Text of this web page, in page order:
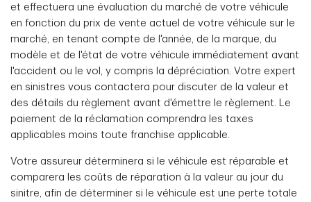
et effectuera une évaluation du marché de votre véhicule
en fonction du prix de vente actuel de votre véhicule sur le
marché, en tenant compte de l'année, de la marque, du
modèle et de l'état de votre véhicule immédiatement avant
l'accident ou le vol, y compris la dépréciation. Votre expert
en sinistres vous contactera pour discuter de la valeur et
des détails du règlement avant d'émettre le règlement. Le
paiement de la réclamation comprendra les taxes
applicables moins toute franchise applicable.
Votre assureur déterminera si le véhicule est réparable et
comparera les coûts de réparation à la valeur au jour du
sinitre, afin de déterminer si le véhicule est une perte totale